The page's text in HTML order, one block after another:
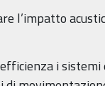
l’impatto
i